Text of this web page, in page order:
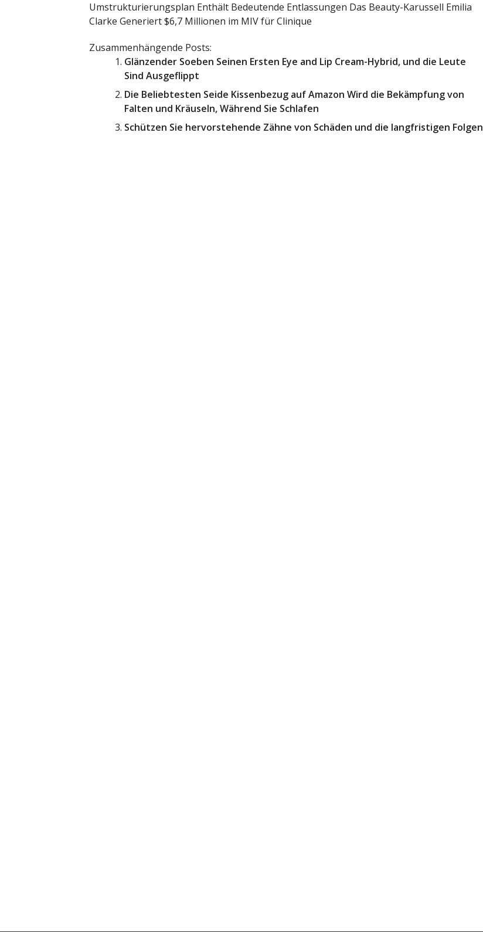
Umstrukturierungsplan Enthält Bedeutende Entlassungen Das Beauty-Karussell Emilia
Clarke Generiert $6,7 Millionen im MIV für Clinique
Zusammenhängende Posts:
Glänzender Soeben Seinen Ersten Eye and Lip Cream-Hybrid, und die Leute
Sind Ausgeflippt
Die Beliebtesten Seide Kissenbezug auf Amazon Wird die Bekämpfung von
Falten und Kräuseln, Während Sie Schlafen
Schützen Sie hervorstehende Zähne von Schäden und die langfristigen Folgen